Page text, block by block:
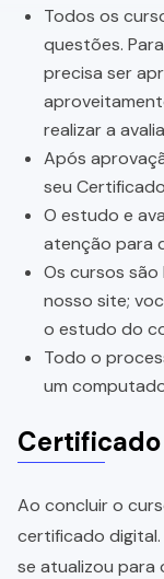
Todos os
questões.
precisa ser
realizar a
Após
seu
O estudo e
atenção para
Os cursos são
nosso site;
o estudo do
Todo o
um
Ao concluir o
certificado digital.
se atualizou para